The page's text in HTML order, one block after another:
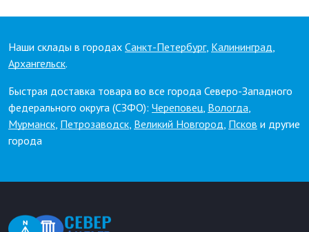
Наши склады в городах Санкт-Петербург, Калининград,
Архангельск.
Быстрая доставка товара во все города Северо-Западного
федерального округа (СЗФО): Череповец, Вологда,
Мурманск, Петрозаводск, Великий Новгород, Псков и другие
города